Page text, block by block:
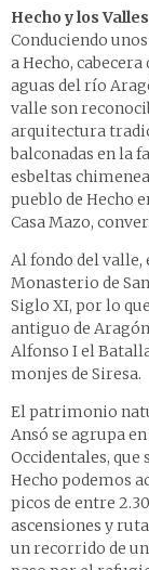
Hecho y los
Conduciendo
aHecho,
aguas del río
valle son
arquitectura
balconadas en la
esbeltas
pueblo de Hecho
Casa Mazo,
Al fondo del valle,
Monasterio de
Siglo XI, por lo
antiguo de
Alfonso I el
monjes de Siresa.
El patrimonio
Ansó se agrupa
Occidentales, que
Hecho podemos
picos de entre
ascensiones y
un recorrido de